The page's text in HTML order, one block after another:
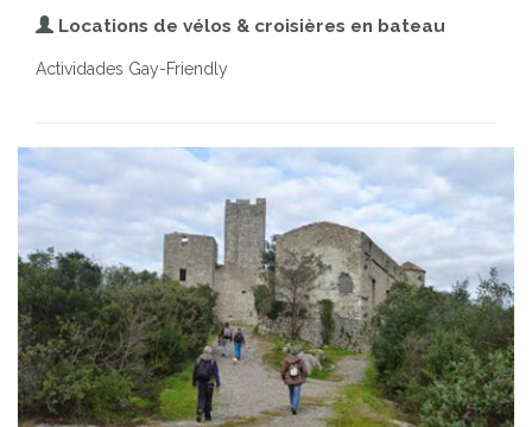
Locations de vélos & croisières en bateau
Actividades Gay-Friendly